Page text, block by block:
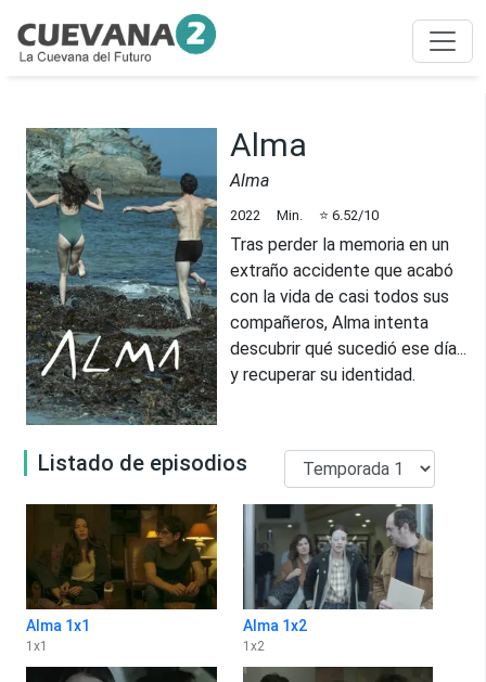
Alma
Alma
2022 Min. ⭐ 6.52/10
Tras perder la memoria en un
extraño accidente que acabó
con la vida de casi todos sus
compañeros, Alma intenta
descubrir qué sucedió ese día...
y recuperar su identidad.
Listado de episodios
Alma 1x1
1 x1
Alma 1x2
1 x2